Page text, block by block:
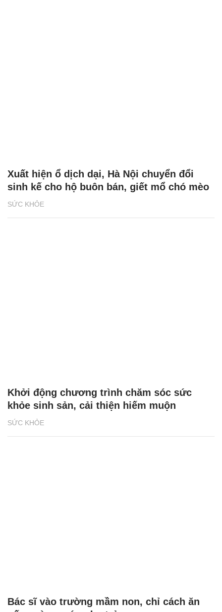
SỨC KHỎE
Xuất hiện ổ dịch dại, Hà Nội chuyển đổi
sinh kế cho hộ buôn bán, giết mổ chó mèo
SỨC KHỎE
Khởi động chương trình chăm sóc sức
khỏe sinh sản, cải thiện hiếm muộn
Bác sĩ vào trường mầm non, chỉ cách ăn